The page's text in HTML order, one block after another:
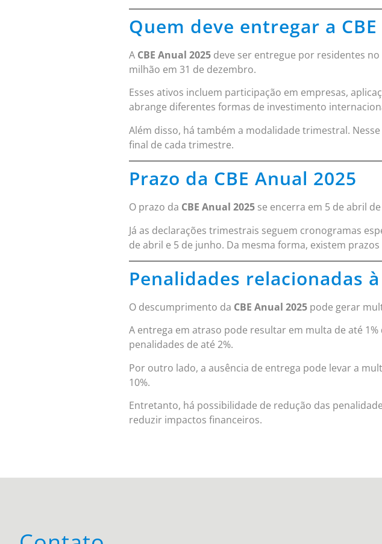
Quem deve entregar a
A CBE Anual 2025 deve ser entregue por residentes
milhão em 31 de dezembro.
Esses ativos incluem participação em empresas,
abrange diferentes formas de investimento
Além disso, há também a modalidade trimestral.
final de cada trimestre.
Prazo da CBE Anual 2025
O prazo da CBE Anual 2025 se encerra em 5 de abril
Já as declarações trimestrais seguem cronogramas
de abril e 5 de junho. Da mesma forma, existem
Penalidades relacionadas
O descumprimento da CBE Anual 2025 pode gerar
A entrega em atraso pode resultar em multa de até
penalidades de até 2%.
Por outro lado, a ausência de entrega pode levar a
10%.
Entretanto, há possibilidade de redução das
reduzir impactos financeiros.